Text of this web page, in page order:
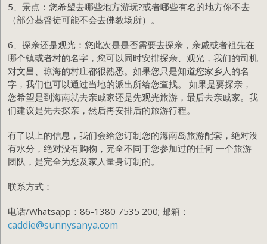
5、景点：您希望去哪些地方游玩?或者哪些有名的地方你不去
（部分基督徒可能不会去佛教场所）。
6、探亲还是观光：您此次是是否需要去探亲，亲戚或者祖先在
哪个镇或者村的名字，您可以同时安排探亲、观光，我们的司机
对文昌、琼海的村庄都很熟悉。如果您只是知道您家乡人的名
字，我们也可以通过当地的派出所给您查找。 如果是要探亲，
您希望是到海南就去亲戚家还是先观光旅游，最后去亲戚家。我
们建议是先去探亲，然后再安排后的旅游行程。
有了以上的信息，我们会给您订制您的海南岛旅游配套，绝对没
有水分，绝对没有购物，完全不同于您参加过的任何 一个旅游
团队，是完全为您及家人量身订制的。
联系方式：
电话/Whatsapp：86-1380 7535 200; 邮箱：
caddie@sunnysanya.com